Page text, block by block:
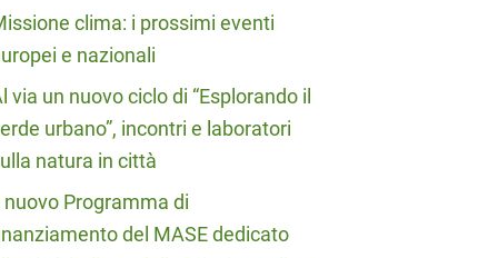
clima: i prossimi eventi
e nazionali
via un nuovo ciclo di “Esplorando il
urbano”, incontri e laboratori
natura in città
nuovo Programma di
del MASE dedicato